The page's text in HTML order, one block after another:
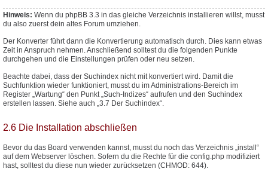
Hinweis: Wenn du phpBB 3.3 in das gleiche Verzeichnis installieren willst, musst
du also zuerst dein altes Forum umziehen.
Der Konverter führt dann die Konvertierung automatisch durch. Dies kann etwas
Zeit in Anspruch nehmen. Anschließend solltest du die folgenden Punkte
durchgehen und die Einstellungen prüfen oder neu setzen.
Beachte dabei, dass der Suchindex nicht mit konvertiert wird. Damit die
Suchfunktion wieder funktioniert, musst du im Administrations-Bereich im
Register „Wartung“ den Punkt „Such-Indizes“ aufrufen und den Suchindex
erstellen lassen. Siehe auch „3.7 Der Suchindex“.
2.6 Die Installation abschließen
Bevor du das Board verwenden kannst, musst du noch das Verzeichnis „install“
auf dem Webserver löschen. Sofern du die Rechte für die config.php modifiziert
hast, solltest du diese nun wieder zurücksetzen (CHMOD: 644).